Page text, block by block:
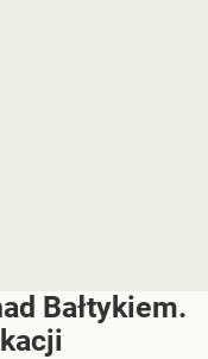
Bałtykiem.